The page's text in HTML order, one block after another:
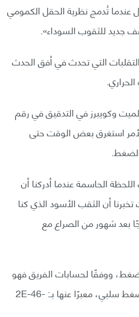
تُدمج نظرية الحقل الكمومي
جديد للثقوب السوداء».
التي تحدث في أفق الحدث
وكويبرز في التدقيق في رقم
استغرق بعض الوقت حتى
الضغط.
الحاسمة عندما أدركنا أن
أن الثقب الأسود الذي كنا
بعد شهور من الصراع مع
ووفقًا لحسابات الفريق فهو
صغير جدًا، وعلاوة على ذلك فهو ضغط سلبي، معبرًا عنها بـ: -2E-46